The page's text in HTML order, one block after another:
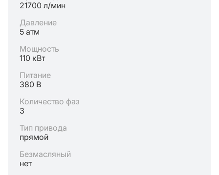
21700 л/мин
Давление
5 атм
Мощность
110 кВт
Питание
380 В
Количество фаз
3
Тип привода
прямой
Безмасляный
нет